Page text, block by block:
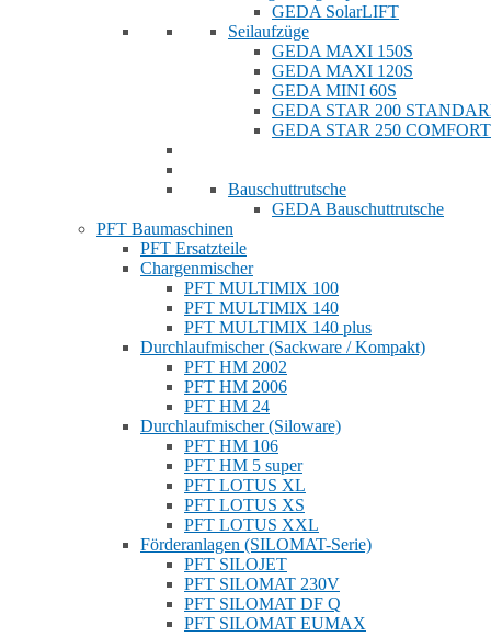
GEDA SolarLIFT
Seilaufzüge
GEDA MAXI 150S
GEDA MAXI 120S
GEDA MINI 60S
GEDA STAR 200
GEDA STAR 250 COMFORT
Bauschuttrutsche
GEDA Bauschuttrutsche
PFT Baumaschinen
PFT Ersatzteile
Chargenmischer
PFT MULTIMIX 100
PFT MULTIMIX 140
PFT MULTIMIX 140 plus
Durchlaufmischer (Sackware / Kompakt)
PFT HM 2002
PFT HM 2006
PFT HM 24
Durchlaufmischer (Siloware)
PFT HM 106
PFT HM 5 super
PFT LOTUS XL
PFT LOTUS XS
PFT LOTUS XXL
Förderanlagen (SILOMAT-Serie)
PFT SILOJET
PFT SILOMAT 230V
PFT SILOMAT DF Q
PFT SILOMAT EUMAX